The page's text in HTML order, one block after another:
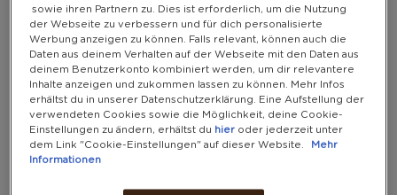
GOOD NITE YOGAMATTE 6MM
Weitere Optionen verfügbar
11.800 - 11.800 PUNKTE
BEDSURE WASCHBARES
FLAUSCHIGES KATZENBETT
10.100 PUNKTE
sowie ihren Partnern zu. Dies ist erforderlich, um die Nutzung
der Webseite zu verbessern und für dich personalisierte
Werbung anzeigen zu können. Falls relevant, können auch die
Daten aus deinem Verhalten auf der Webseite mit den Daten aus
deinem Benutzerkonto kombiniert werden, um dir relevantere
Inhalte anzeigen und zukommen lassen zu können. Mehr Infos
erhältst du in unserer Datenschutzerklärung. Eine Aufstellung der
verwendeten Cookies sowie die Möglichkeit, deine Cookie-
Einstellungen zu ändern, erhältst du hier oder jederzeit unter
dem Link "Cookie-Einstellungen" auf dieser Website.
Mehr
Informationen